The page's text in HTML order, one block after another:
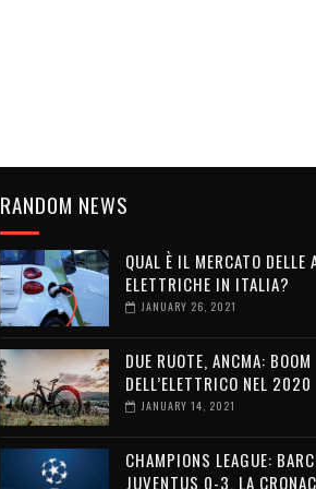
RANDOM NEWS
QUAL È IL MERCATO DELLE
ELETTRICHE IN ITALIA?
JANUARY 26, 2021
DUE RUOTE, ANCMA: BOOM
DELL’ELETTRICO NEL 2020
JANUARY 14, 2021
CHAMPIONS LEAGUE:
JUVENTUS 0-3, LA